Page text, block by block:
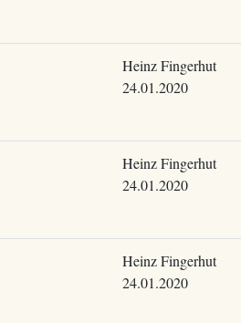
Heinz Fingerhut
24.01.2020
Heinz Fingerhut
24.01.2020
Heinz Fingerhut
24.01.2020